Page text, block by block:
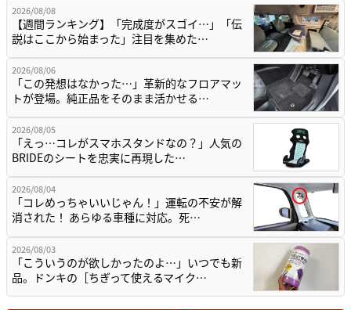
2026/08/08
【週間ランキング】「完成度がスゴイ…」「伝
説はここから始まった」注目を集めた…
2026/08/06
「この発想はなかった…」革新的なフロアマッ
トが登場。純正品をそのまま活かせる…
2026/08/05
「えっ…コレがスマホスタンドなの？」人気の
BRIDEのシートを忠実に再現した…
2026/08/04
「コレめっちゃいいじゃん！」運転の不安が解
消された！ あらゆる車種に対応。死…
2026/08/03
「こういうのが欲しかったのよ…」いつでも新
品。ドンキの［ちぎって使えるマイク…